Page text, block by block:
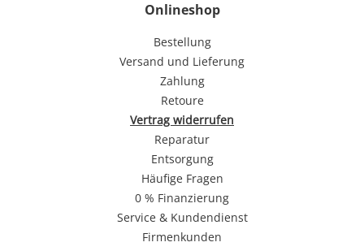
Onlineshop
Bestellung
Versand und Lieferung
Zahlung
Retoure
Vertrag widerrufen
Reparatur
Entsorgung
Häufige Fragen
0 % Finanzierung
Service & Kundendienst
Firmenkunden